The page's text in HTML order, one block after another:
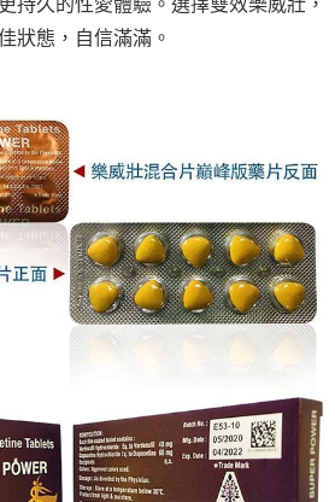
持久的性愛體驗。選擇雙效樂威壯，
狀態，自信滿滿。